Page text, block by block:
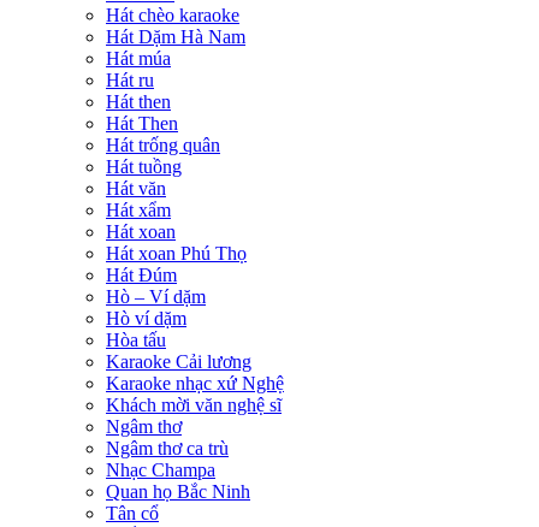
Hát chèo karaoke
Hát Dặm Hà Nam
Hát múa
Hát ru
Hát then
Hát Then
Hát trống quân
Hát tuồng
Hát văn
Hát xẩm
Hát xoan
Hát xoan Phú Thọ
Hát Đúm
Hò – Ví dặm
Hò ví dặm
Hòa tấu
Karaoke Cải lương
Karaoke nhạc xứ Nghệ
Khách mời văn nghệ sĩ
Ngâm thơ
Ngâm thơ ca trù
Nhạc Champa
Quan họ Bắc Ninh
Tân cổ